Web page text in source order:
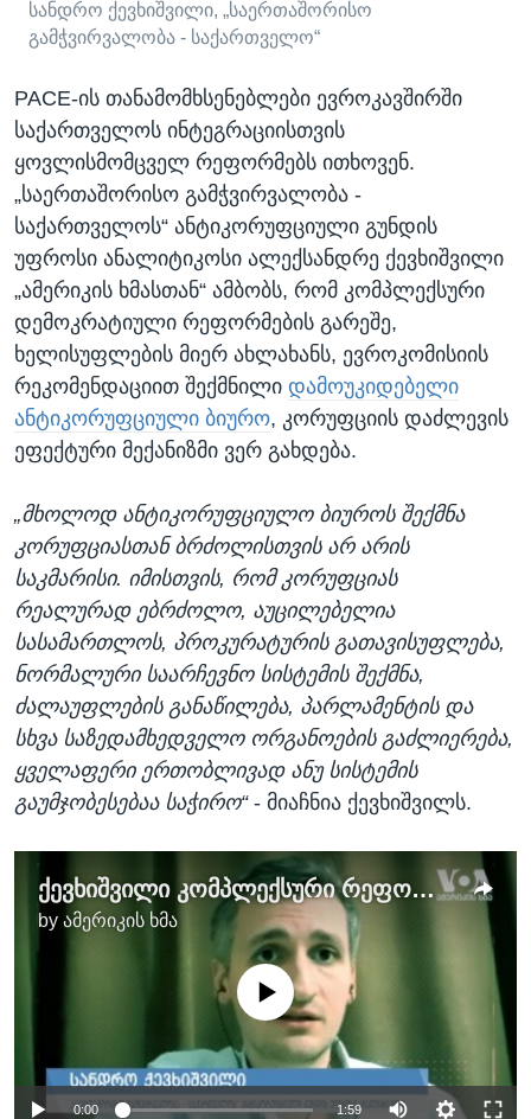
სანდრო ქევხიშვილი, „საერთაშორისო
გამჭვირვალობა - საქართველო“
PACE-ის თანამომხსენებლები ევროკავშირში
საქართველოს ინტეგრაციისთვის
ყოვლისმომცველ რეფორმებს ითხოვენ.
„საერთაშორისო გამჭვირვალობა -
საქართველოს“ ანტიკორუფციული გუნდის
უფროსი ანალიტიკოსი ალექსანდრე ქევხიშვილი
„ამერიკის ხმასთან“ ამბობს, რომ კომპლექსური
დემოკრატიული რეფორმების გარეშე,
ხელისუფლების მიერ ახლახანს, ევროკომისიის
რეკომენდაციით შექმნილი დამოუკიდებელი
ანტიკორუფციული ბიურო, კორუფციის დაძლევის
ეფექტური მექანიზმი ვერ გახდება.
„მხოლოდ ანტიკორუფციულო ბიუროს შექმნა
კორუფციასთან ბრძოლისთვის არ არის
საკმარისი. იმისთვის, რომ კორუფციას
რეალურად ებრძოლო, აუცილებელია
სასამართლოს, პროკურატურის გათავისუფლება,
ნორმალური საარჩევნო სისტემის შექმნა,
ძალაუფლების განაწილება, პარლამენტის და
სხვა საზედამხედველო ორგანოების გაძლიერება,
ყველაფერი ერთობლივად ანუ სისტემის
გაუმჯობესებაა საჭირო“- მიაჩნია ქევხიშვილს.
ქევხიშვილი კომპლექსური რეფორმების აუცილებლობაზე
by ამერიკის ხმა
No media source currently available
0:00 1:59